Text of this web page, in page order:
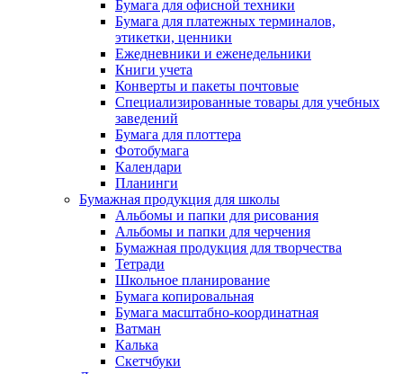
Бумага для офисной техники
Бумага для платежных терминалов,
этикетки, ценники
Ежедневники и еженедельники
Книги учета
Конверты и пакеты почтовые
Специализированные товары для учебных
заведений
Бумага для плоттера
Фотобумага
Календари
Планинги
Бумажная продукция для школы
Альбомы и папки для рисования
Альбомы и папки для черчения
Бумажная продукция для творчества
Тетради
Школьное планирование
Бумага копировальная
Бумага масштабно-координатная
Ватман
Калька
Скетчбуки